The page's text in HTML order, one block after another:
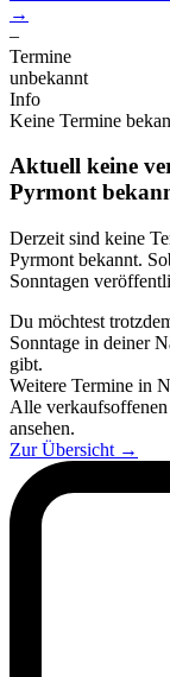
→
–
Termine
unbekannt
Info
Keine Termine
Aktuell keine
Pyrmont
Derzeit sind keine
Pyrmont bekannt.
Sonntagen
Du möchtest
Sonntage in deiner
gibt.
Weitere Termine in
Alle
ansehen.
Zur Übersicht →